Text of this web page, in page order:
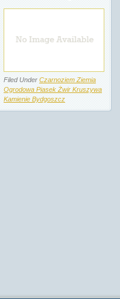
Filed Under Czarnoziem Ziemia
Ogrodowa Piasek Żwir Kruszywa
Kamienie Bydgoszcz